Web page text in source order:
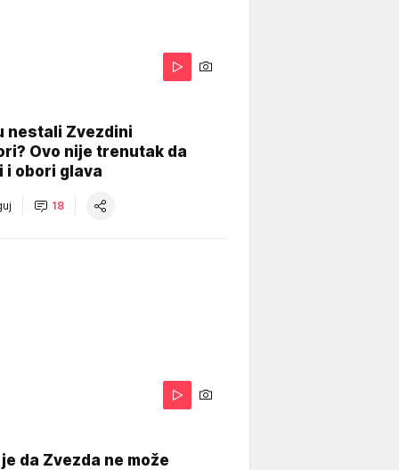
nestali Zvezdini
Ovo nije trenutak da
i obori glava
18
da Zvezda ne može